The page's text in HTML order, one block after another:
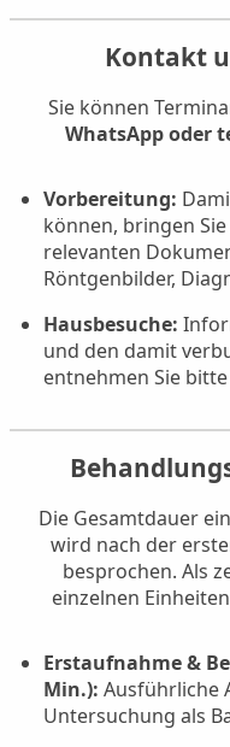
Kontakt
Sie können
WhatsApp oder
Vorbereitung:
können, bringen
relevanten
Röntgenbilder,
Hausbesuche:
und den damit
entnehmen Sie
Die Gesamtdauer
wird nach der
besprochen. Als
einzelnen
Erstaufnahme &
Min.): Ausführliche
Untersuchung als